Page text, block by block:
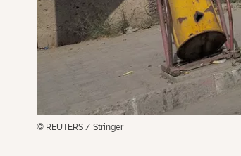
© REUTERS / Stringer